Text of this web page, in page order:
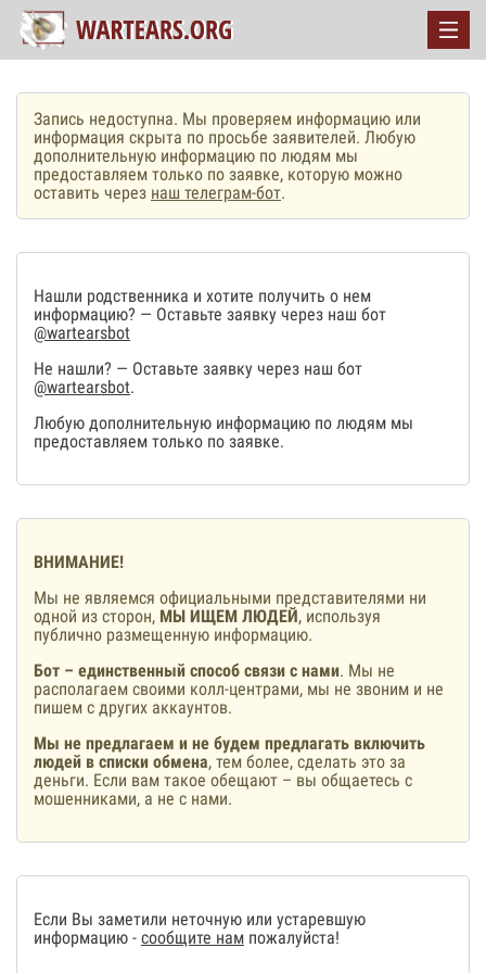
Запись недоступна. Мы проверяем информацию или
информация скрыта по просьбе заявителей. Любую
дополнительную информацию по людям мы
предоставляем только по заявке, которую можно
оставить через наш телеграм-бот.
Нашли родственника и хотите получить о нем
информацию? — Оставьте заявку через наш бот
@wartearsbot
Не нашли? — Оставьте заявку через наш бот
@wartearsbot.
Любую дополнительную информацию по людям мы
предоставляем только по заявке.
ВНИМАНИЕ!
Мы не являемся официальными представителями ни
одной из сторон, МЫ ИЩЕМ ЛЮДЕЙ, используя
публично размещенную информацию.
Бот – единственный способ связи с нами. Мы не
располагаем своими колл-центрами, мы не звоним и не
пишем с других аккаунтов.
Мы не предлагаем и не будем предлагать включить
людей в списки обмена, тем более, сделать это за
деньги. Если вам такое обещают – вы общаетесь с
мошенниками, а не с нами.
Если Вы заметили неточную или устаревшую
информацию - сообщите нам пожалуйста!